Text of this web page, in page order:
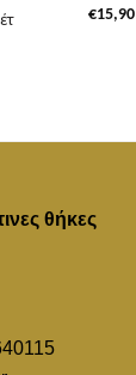
€15,90
θήκες